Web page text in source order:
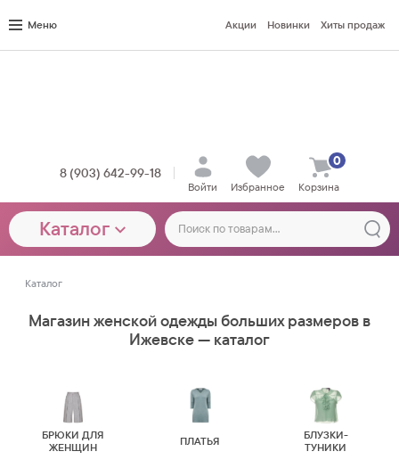
Меню Акции Новинки Хиты продаж
8 (903) 642-99-18
Войти Избранное Корзина
0
Каталог
Каталог
Магазин женской одежды больших размеров в
Ижевске — каталог
БРЮКИ ДЛЯ
ЖЕНЩИН
ПЛАТЬЯ
БЛУЗКИ-
ТУНИКИ